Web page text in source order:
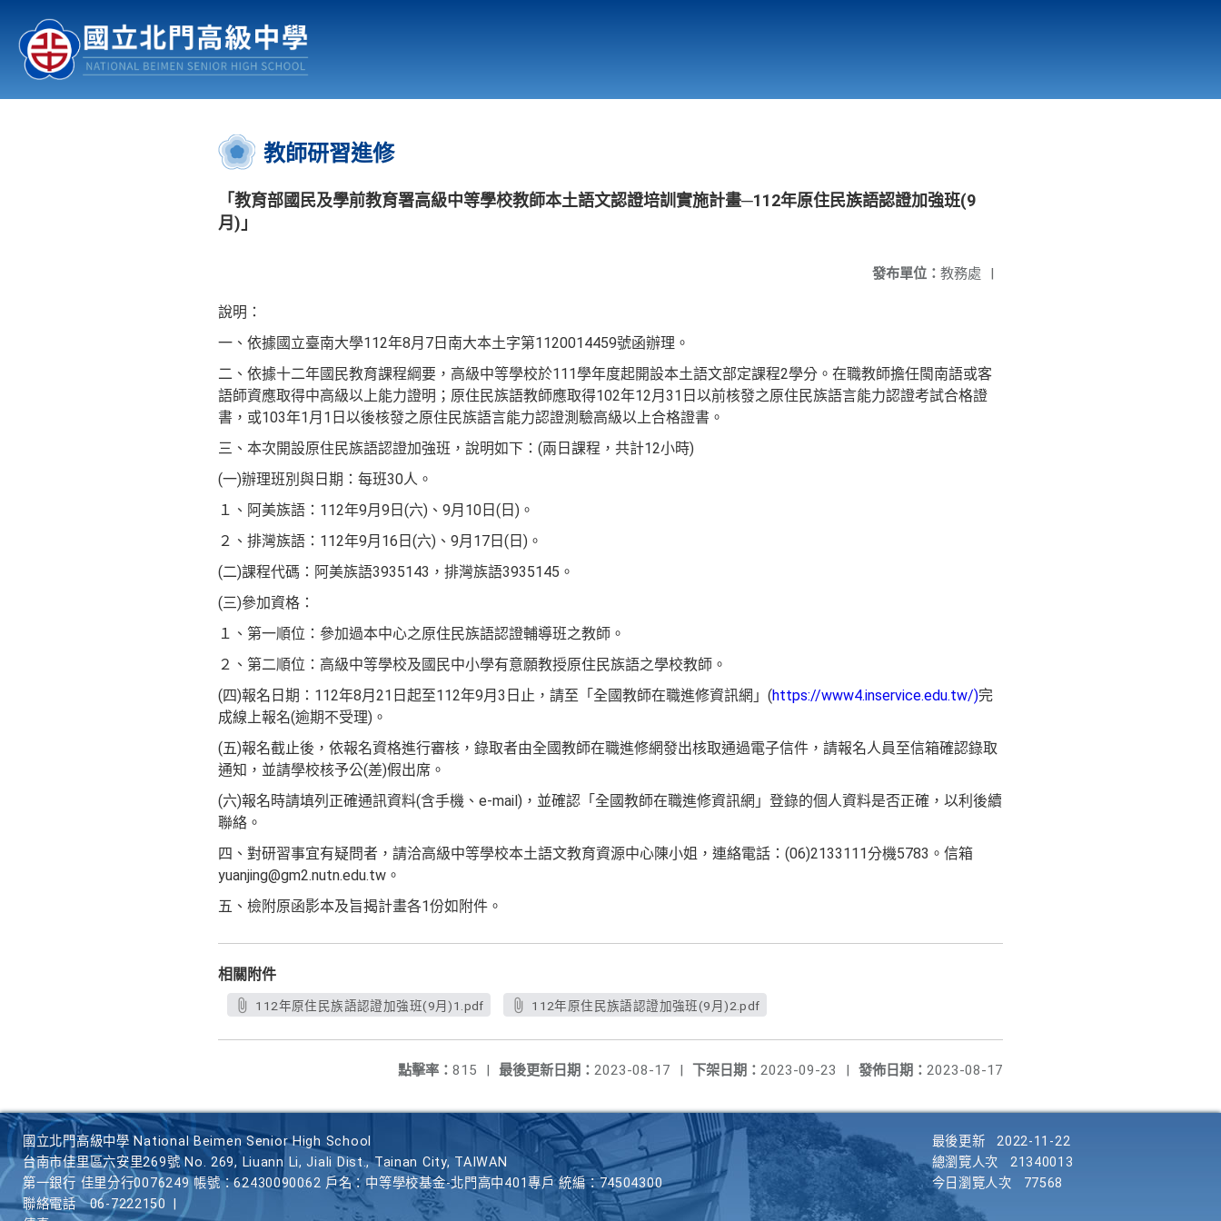
認識北中 行事曆
:::
教師研習進修
「教育部國民及學前教育署高級中等學校教師本土語文認證培訓實施計畫─112年原住民族語認證加強班(9
月)」
發布單位： 教務處 |
說明：
一、依據國立臺南大學112年8月7日南大本土字第1120014459號函辦理。
二、依據十二年國民教育課程綱要，高級中等學校於111學年度起開設本土語文部定課程2學分。在職教師擔任閩南語或客
語師資應取得中高級以上能力證明；原住民族語教師應取得102年12月31日以前核發之原住民族語言能力認證考試合格證
書，或103年1月1日以後核發之原住民族語言能力認證測驗高級以上合格證書。
三、本次開設原住民族語認證加強班，說明如下：(兩日課程，共計12小時)
(一)辦理班別與日期：每班30人。
１、阿美族語：112年9月9日(六)、9月10日(日)。
２、排灣族語：112年9月16日(六)、9月17日(日)。
(二)課程代碼：阿美族語3935143，排灣族語3935145。
(三)參加資格：
１、第一順位：參加過本中心之原住民族語認證輔導班之教師。
２、第二順位：高級中等學校及國民中小學有意願教授原住民族語之學校教師。
(四)報名日期：112年8月21日起至112年9月3日止，請至「全國教師在職進修資訊網」(https://www4.inservice.edu.tw/)完
成線上報名(逾期不受理)。
(五)報名截止後，依報名資格進行審核，錄取者由全國教師在職進修網發出核取通過電子信件，請報名人員至信箱確認錄取
通知，並請學校核予公(差)假出席。
(六)報名時請填列正確通訊資料(含手機、e-mail)，並確認「全國教師在職進修資訊網」登錄的個人資料是否正確，以利後續
聯絡。
四、對研習事宜有疑問者，請洽高級中等學校本土語文教育資源中心陳小姐，連絡電話：(06)2133111分機5783。信箱
yuanjing@gm2.nutn.edu.tw。
五、檢附原函影本及旨揭計畫各1份如附件。
相關附件
112年原住民族語認證加強班(9月)1.pdf 112年原住民族語認證加強班(9月)2.pdf
發佈日期： 2023-08-17
下架日期： 2023-09-23 |
最後更新日期： 2023-08-17 |
點擊率： 815 |
國立北門高級中學 National Beimen Senior High School
台南市佳里區六安里269號 No. 269, Liuann Li, Jiali Dist., Tainan City, TAIWAN
第一銀行 佳里分行0076249 帳號：62430090062 戶名：中等學校基金-北門高中401專戶 統編：74504300
聯絡電話
06-7222150
最後更新
2022-11-22
總瀏覽人次
21340013
今日瀏覽人次
77568